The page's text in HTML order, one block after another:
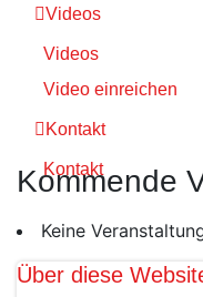
Videos
Videos
Video einreichen
Kontakt
Kontakt
Kommende
Keine
Über diese